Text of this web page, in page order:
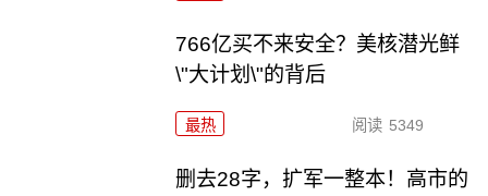
766亿买不来安全？美核潜光鲜
\"大计划\"的背后
最热 阅读 5349
删去28字，扩军一整本！高市的